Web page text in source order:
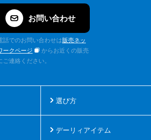
お問い合わせ
話でのお問い合わせは販売ネッ
ークページ
からお近くの販売
ご連絡ください。
選び方
デーリィアイテム